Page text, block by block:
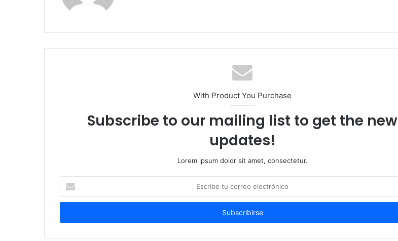
With Product You Purchase
Subscribe to our mailing list to get the new
updates!
Lorem ipsum dolor sit amet, consectetur.
correo